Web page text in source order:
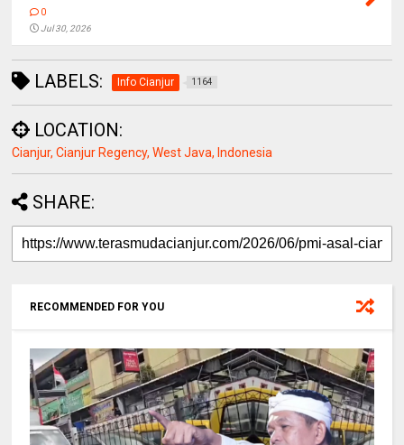
0
Jul 30, 2026
LABELS: Info Cianjur 1164
LOCATION:
Cianjur, Cianjur Regency, West Java, Indonesia
SHARE:
RECOMMENDED FOR YOU